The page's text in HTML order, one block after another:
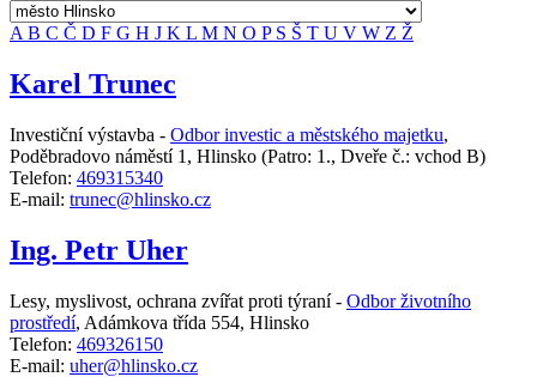
A B C Č D F G H J K L M N O P S Š T U V W Z Ž
Karel Trunec
Investiční výstavba - Odbor investic a městského majetku,
Poděbradovo náměstí 1, Hlinsko (Patro: 1., Dveře č.: vchod B)
Telefon: 469315340
E-mail: trunec@hlinsko.cz
Ing. Petr Uher
Lesy, myslivost, ochrana zvířat proti týraní - Odbor životního
prostředí, Adámkova třída 554, Hlinsko
Telefon: 469326150
E-mail: uher@hlinsko.cz